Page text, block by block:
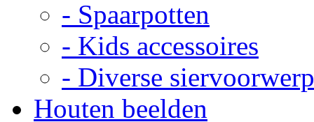
- Spaarpotten
- Kids accessoires
- Diverse
Houten beelden